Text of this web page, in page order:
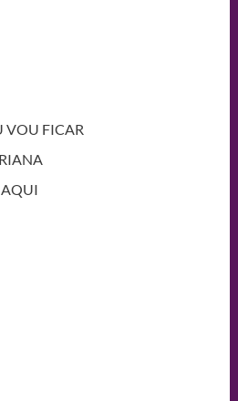
VOU FICAR
AQUI